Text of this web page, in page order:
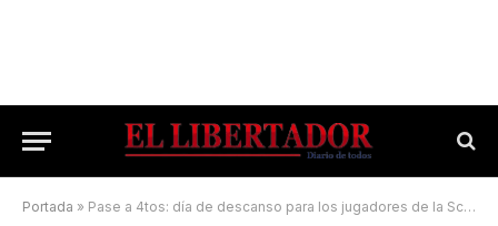
Portada » Pase a 4tos: día de descanso para los jugadores de la Scaloneta